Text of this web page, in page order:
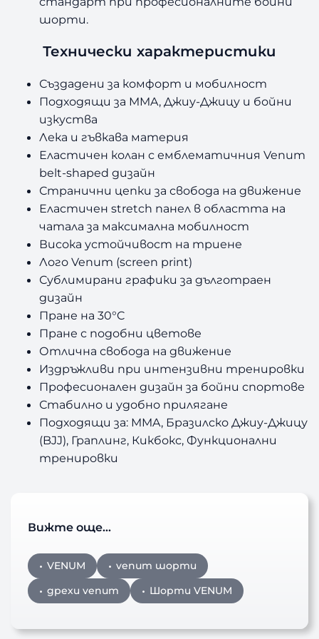
шорти.
Технически характеристики
Създадени за комфорт и мобилност
Подходящи за MMA, Джиу-Джицу и бойни
изкуства
Лека и гъвкава материя
Еластичен колан с емблематичния Venum
belt-shaped дизайн
Странични цепки за свобода на движение
Еластичен stretch панел в областта на
чатала за максимална мобилност
Висока устойчивост на триене
Лого Venum (screen print)
Сублимирани графики за дълготраен
дизайн
Пране на 30°C
Пране с подобни цветове
Отлична свобода на движение
Издръжливи при интензивни тренировки
Професионален дизайн за бойни спортове
Стабилно и удобно прилягане
Подходящи за: MMA, Бразилско Джиу-Джицу
(BJJ), Граплинг, Кикбокс, Функционални
тренировки
Вижте още…
VENUM
venum шорти
дрехи venum
Шорти VENUM